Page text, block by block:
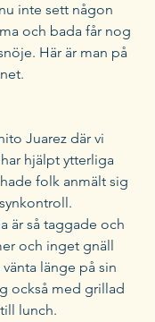
inte sett någon
och bada får nog
Här är man på
Juarez där vi
hjälpt ytterliga
folk anmält sig
är så taggade och
och inget gnäll
länge på sin
också med grillad
lunch.